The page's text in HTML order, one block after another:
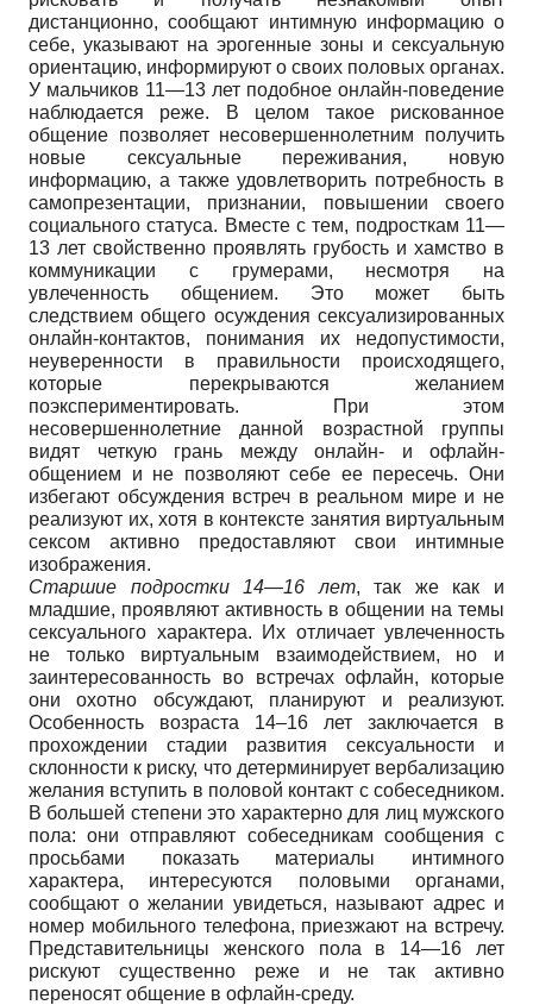
дистанционно, сообщают интимную информацию о
себе, указывают на эрогенные зоны и сексуальную
ориентацию, информируют о своих половых органах.
У мальчиков 11—13 лет подобное онлайн-поведение
наблюдается реже. В целом такое рискованное
общение позволяет несовершеннолетним получить
новые сексуальные переживания, новую
информацию, а также удовлетворить потребность в
самопрезентации, признании, повышении своего
социального статуса. Вместе с тем, подросткам 11—
13 лет свойственно проявлять грубость и хамство в
коммуникации с грумерами, несмотря на
увлеченность общением. Это может быть
следствием общего осуждения сексуализированных
онлайн-контактов, понимания их недопустимости,
неуверенности в правильности происходящего,
которые перекрываются желанием
поэкспериментировать. При этом
несовершеннолетние данной возрастной группы
видят четкую грань между онлайн- и офлайн-
общением и не позволяют себе ее пересечь. Они
избегают обсуждения встреч в реальном мире и не
реализуют их, хотя в контексте занятия виртуальным
сексом активно предоставляют свои интимные
изображения.
Старшие подростки 14—16 лет, так же как и
младшие, проявляют активность в общении на темы
сексуального характера. Их отличает увлеченность
не только виртуальным взаимодействием, но и
заинтересованность во встречах офлайн, которые
они охотно обсуждают, планируют и реализуют.
Особенность возраста 14–16 лет заключается в
прохождении стадии развития сексуальности и
склонности к риску, что детерминирует вербализацию
желания вступить в половой контакт с собеседником.
В большей степени это характерно для лиц мужского
пола: они отправляют собеседникам сообщения с
просьбами показать материалы интимного
характера, интересуются половыми органами,
сообщают о желании увидеться, называют адрес и
номер мобильного телефона, приезжают на встречу.
Представительницы женского пола в 14—16 лет
рискуют существенно реже и не так активно
переносят общение в офлайн-среду.